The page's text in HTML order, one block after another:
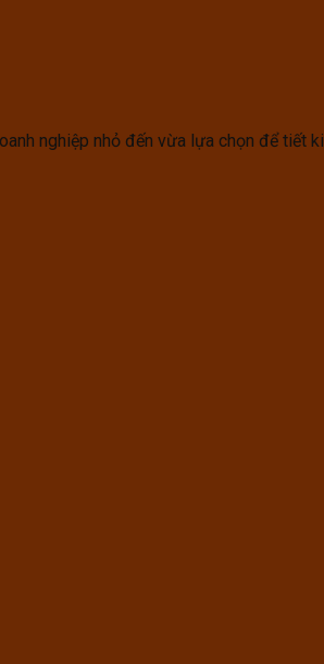
nghiệp nhỏ đến vừa lựa chọn để tiết